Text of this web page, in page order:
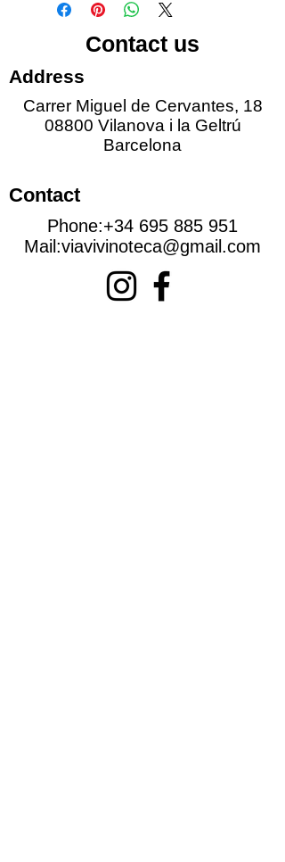
Contact us
Address
Carrer Miguel de Cervantes, 18
08800 Vilanova i la Geltrú
Barcelona
Contact
Phone:+34 695 885 951
Mail:viavivinoteca@gmail.com